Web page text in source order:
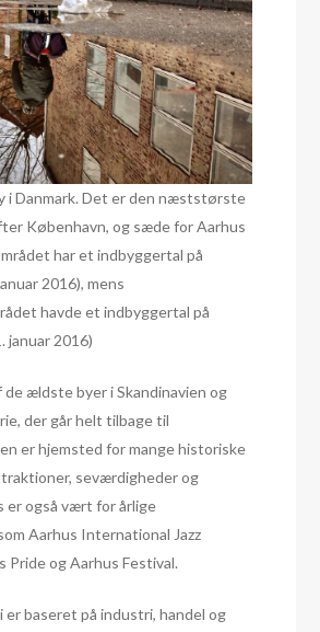
i Danmark. Det er den næststørste
København, og sæde for Aarhus
har et indbyggertal på
2016), mens
havde et indbyggertal på
januar 2016)
de ældste byer i Skandinavien og
der går helt tilbage til
er hjemsted for mange historiske
seværdigheder og
er også vært for årlige
Aarhus International Jazz
Pride og Aarhus Festival.
er baseret på industri, handel og